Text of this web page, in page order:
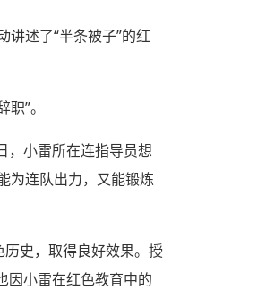
讲述了“半条被子”的红
”。
，小雷所在连指导员想
为连队出力，又能锻炼
史，取得良好效果。授
因小雷在红色教育中的